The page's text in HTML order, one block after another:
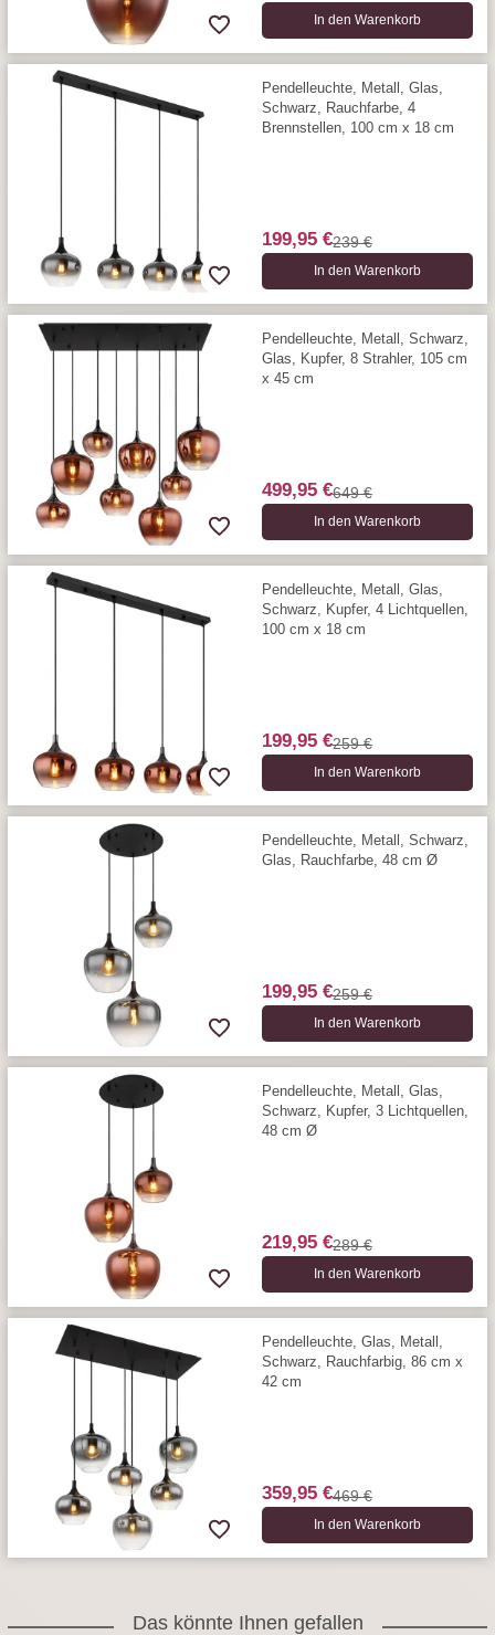
In den Warenkorb
Pendelleuchte, Metall, Glas,
Schwarz, Rauchfarbe, 4
Brennstellen, 100 cm x 18 cm
199,95 €239 €
In den Warenkorb
Pendelleuchte, Metall, Schwarz,
Glas, Kupfer, 8 Strahler, 105 cm
x 45 cm
499,95 €649 €
In den Warenkorb
Pendelleuchte, Metall, Glas,
Schwarz, Kupfer, 4 Lichtquellen,
100 cm x 18 cm
199,95 €259 €
In den Warenkorb
Pendelleuchte, Metall, Schwarz,
Glas, Rauchfarbe, 48 cm Ø
199,95 €259 €
In den Warenkorb
Pendelleuchte, Metall, Glas,
Schwarz, Kupfer, 3 Lichtquellen,
48 cm Ø
219,95 €289 €
In den Warenkorb
Pendelleuchte, Glas, Metall,
Schwarz, Rauchfarbig, 86 cm x
42 cm
359,95 €469 €
In den Warenkorb
Das könnte Ihnen gefallen